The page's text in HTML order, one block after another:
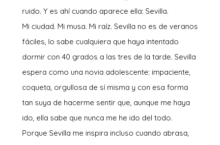
ruido. Y es ahí cuando aparece ella: Sevilla.
Mi ciudad. Mi musa. Mi raíz. Sevilla no es de veranos
fáciles, lo sabe cualquiera que haya intentado
dormir con 40 grados a las tres de la tarde. Sevilla
espera como una novia adolescente: impaciente,
coqueta, orgullosa de sí misma y con esa forma
tan suya de hacerme sentir que, aunque me haya
ido, ella sabe que nunca me he ido del todo.
Porque Sevilla me inspira incluso cuando abrasa,